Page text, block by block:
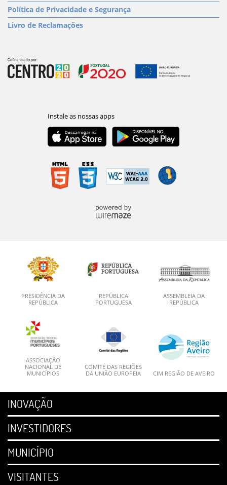
Política de Privacidade e Segurança
Livro de Reclamações
PRESIDÊNCIA DA
REPÚBLICA
REPÚBLICA
PORTUGUESA
ASSEMBLEIA DA
REPÚBLICA
ASSOCIAÇÃO
NACIONAL DE
MUNICÍPIOS
COMITÉ DAS REGIÕES
DA UNIÃO EUROPEIA
CIM REGIÃO DE AVEIRO
INOVAÇÃO
INVESTIDORES
MUNICÍPIO
VISITANTES